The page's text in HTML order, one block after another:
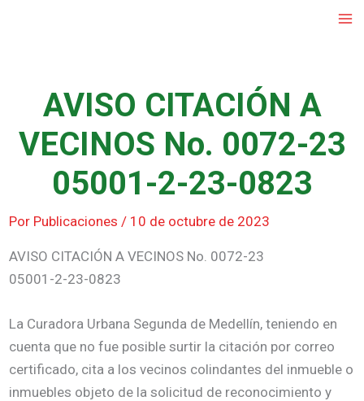
AVISO CITACIÓN A
VECINOS No. 0072-23
05001-2-23-0823
Por Publicaciones / 10 de octubre de 2023
AVISO CITACIÓN A VECINOS No. 0072-23
05001-2-23-0823
La Curadora Urbana Segunda de Medellín, teniendo en
cuenta que no fue posible surtir la citación por correo
certificado, cita a los vecinos colindantes del inmueble o
inmuebles objeto de la solicitud de reconocimiento y